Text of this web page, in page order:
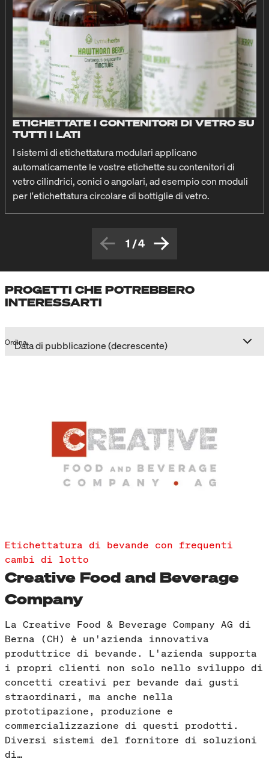
ETICHETTATE I CONTENITORI DI VETRO SU
TUTTI I LATI
I sistemi di etichettatura modulari applicano
automaticamente le vostre etichette su contenitori di
vetro cilindrici, conici o angolari, ad esempio con moduli
per l'etichettatura circolare di bottiglie di vetro.
1 /4
PROGETTI CHE POTREBBERO
INTERESSARTI
Ordina
Etichettatura di bevande con frequenti
cambi di lotto
Creative Food and Beverage
Company
La Creative Food & Beverage Company AG di
Berna (CH) è un'azienda innovativa
produttrice di bevande. L'azienda supporta
i propri clienti non solo nello sviluppo di
concetti creativi per bevande dai gusti
straordinari, ma anche nella
prototipazione, produzione e
commercializzazione di questi prodotti.
Diversi sistemi del fornitore di soluzioni
di…